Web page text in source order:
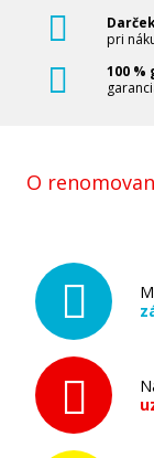
pri
100
O